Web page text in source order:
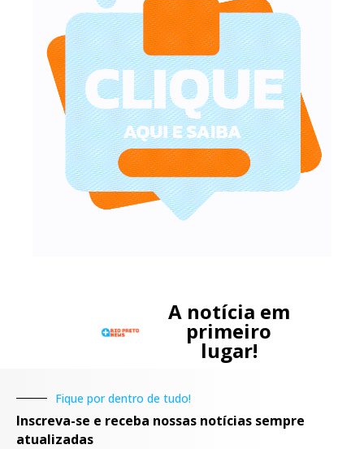
A notícia em
primeiro
lugar!
Fique por dentro de tudo!
Inscreva-se e receba nossas notícias sempre
atualizadas